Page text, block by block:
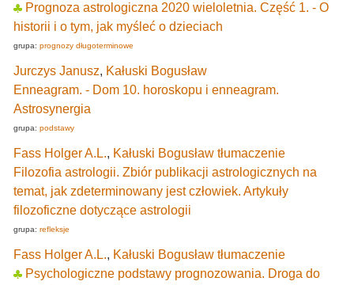
Prognoza astrologiczna 2020 wieloletnia. Część 1. - O
historii i o tym, jak myśleć o dzieciach
grupa: prognozy długoterminowe
Jurczys Janusz, Kałuski Bogusław
Enneagram. - Dom 10. horoskopu i enneagram.
Astrosynergia
grupa: podstawy
Fass Holger A.L., Kałuski Bogusław tłumaczenie
Filozofia astrologii. Zbiór publikacji astrologicznych na
temat, jak zdeterminowany jest człowiek. Artykuły
filozoficzne dotyczące astrologii
grupa: refleksje
Fass Holger A.L., Kałuski Bogusław tłumaczenie
Psychologiczne podstawy prognozowania. Droga do